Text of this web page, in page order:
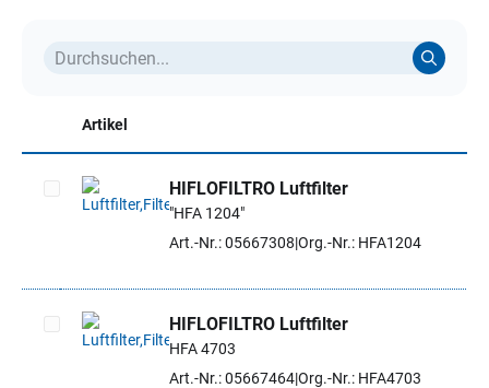
Artikel
Artikel auswählen
HIFLOFILTRO Luftfilter
"HFA 1204"
Art.-Nr.: 05667308 Org.-Nr.: HFA1204
Artikel auswählen
HIFLOFILTRO Luftfilter
HFA 4703
Art.-Nr.: 05667464Org.-Nr.: HFA4703